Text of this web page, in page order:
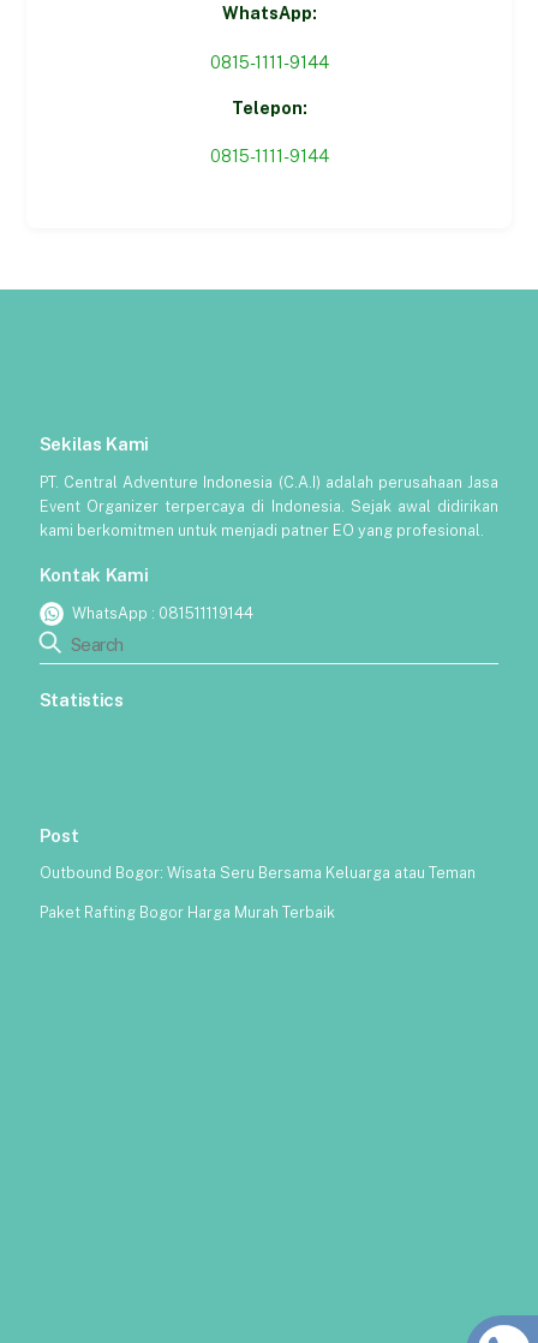
WhatsApp:
0815-1111-9144
Telepon:
0815-1111-9144
Sekilas Kami
PT. Central Adventure Indonesia (C.A.I) adalah perusahaan Jasa
Event Organizer terpercaya di Indonesia. Sejak awal didirikan
kami berkomitmen untuk menjadi patner EO yang profesional.
Kontak Kami
WhatsApp : 081511119144
Statistics
Post
Outbound Bogor: Wisata Seru Bersama Keluarga atau Teman
Paket Rafting Bogor Harga Murah Terbaik